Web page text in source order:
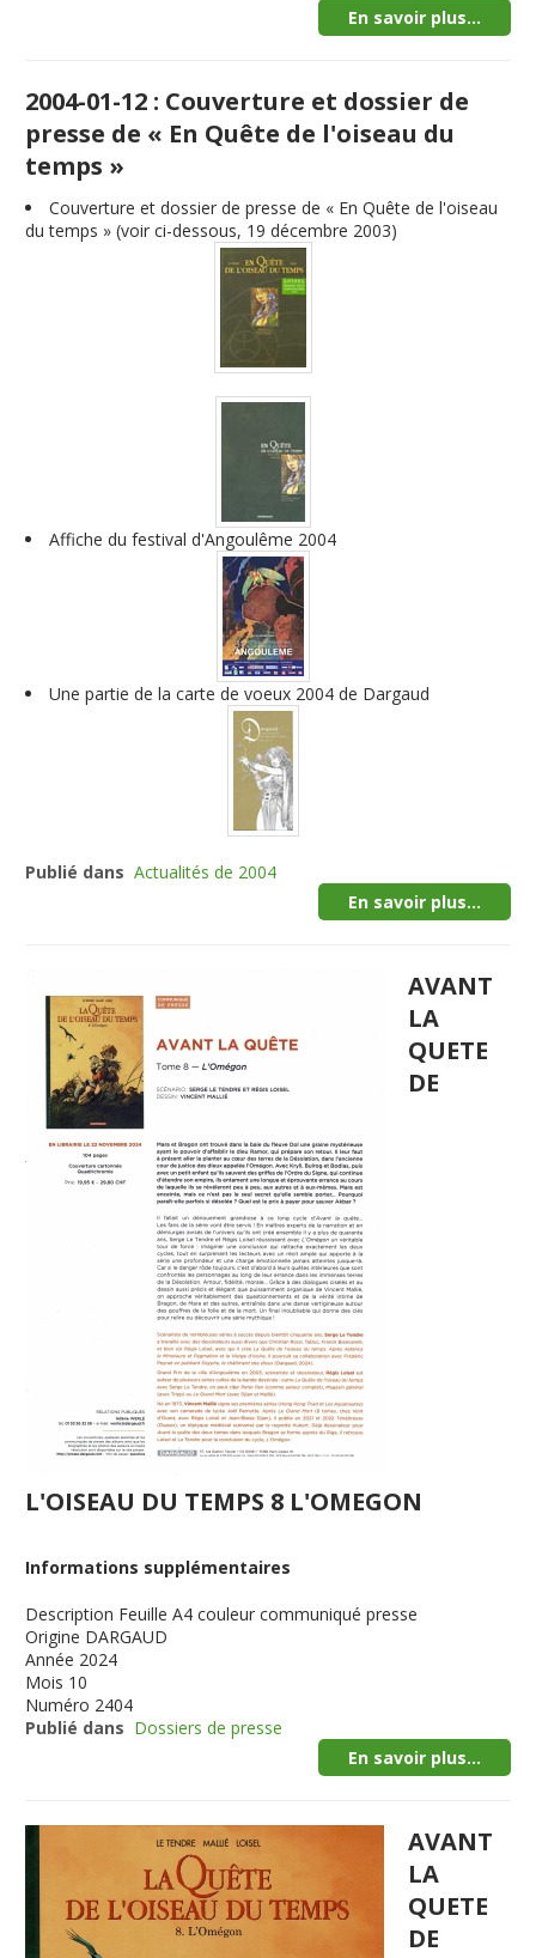
En savoir plus...
2004-01-12 : Couverture et dossier de
presse de « En Quête de l'oiseau du
temps »
Couverture et dossier de presse de « En Quête de l'oiseau
du temps » (voir ci-dessous, 19 décembre 2003)
Affiche du festival d'Angoulême 2004
Une partie de la carte de voeux 2004 de Dargaud
Publié dans Actualités de 2004
En savoir plus...
AVANT
LA
QUETE
DE
L'OISEAU DU TEMPS 8 L'OMEGON
Informations supplémentaires
Description Feuille A4 couleur communiqué presse
Origine DARGAUD
Année 2024
Mois 10
Numéro 2404
Publié dans Dossiers de presse
En savoir plus...
AVANT
LA
QUETE
DE